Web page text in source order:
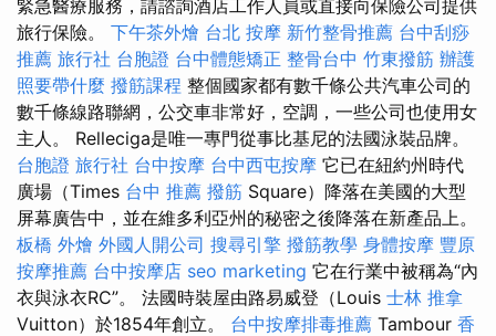
緊急醫療服務，請諮詢酒店工作人員或直接向保險公司提供
旅行保險。 下午茶外燴 台北 按摩 新竹整骨推薦 台中刮痧
推薦 旅行社 台胞證 台中體態矯正 整骨台中 竹東撥筋 辦護
照要帶什麼 撥筋課程 整個國家都有數千條公共汽車公司的
數千條線路聯網，公交車非常好，空調，一些公司也使用女
主人。 Relleciga是唯一專門從事比基尼的法國泳裝品牌。
台胞證 旅行社 台中按摩 台中西屯按摩 它已在紐約州時代
廣場（Times 台中 推薦 撥筋 Square）降落在美國的大型
屏幕廣告中，並在維多利亞州的秘密之後降落在新產品上。
板橋 外燴 外國人開公司 搜尋引擎 撥筋教學 身體按摩 豐原
按摩推薦 台中按摩店 seo marketing 它在行業中被稱為“內
衣與泳衣RC”。 法國時裝屋由路易威登（Louis 士林 推拿
Vuitton）於1854年創立。 台中按摩排毒推薦 Tambour 香